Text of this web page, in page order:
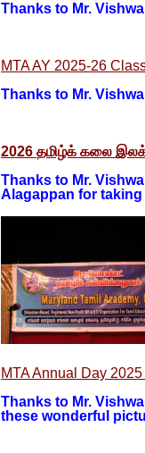
Thanks to Mr.
MTA AY 2025-26
Thanks to Mr.
2026 தமிழ்க் கலை
Thanks to Mr.
Alagappan for
MTA Annual Day
Thanks to Mr.
these wonderful